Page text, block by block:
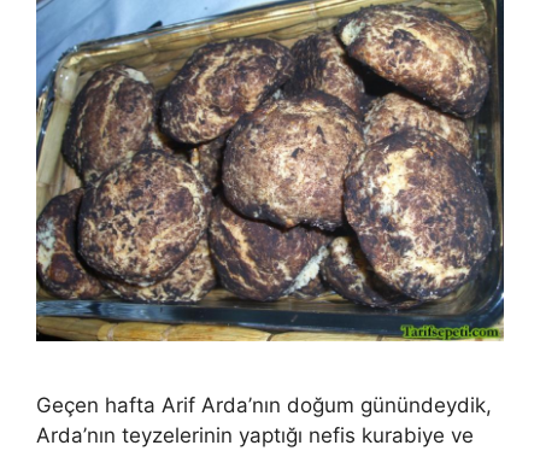
Geçen hafta Arif Arda’nın doğum günündeydik,
Arda’nın teyzelerinin yaptığı nefis kurabiye ve